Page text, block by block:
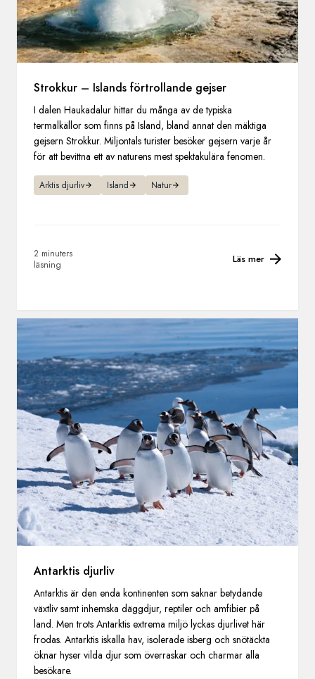
Strokkur – Islands förtrollande gejser
I dalen Haukadalur hittar du många av de typiska
termalkällor som finns på Island, bland annat den mäktiga
gejsern Strokkur. Miljontals turister besöker gejsern varje år
för att bevittna ett av naturens mest spektakulära fenomen.
Arktis djurliv Island Natur
2 minuters
läsning
Läs mer
Antarktis djurliv
Antarktis är den enda kontinenten som saknar betydande
växtliv samt inhemska däggdjur, reptiler och amfibier på
land. Men trots Antarktis extrema miljö lyckas djurlivet här
frodas. Antarktis iskalla hav, isolerade isberg och snötäckta
öknar hyser vilda djur som överraskar och charmar alla
besökare.